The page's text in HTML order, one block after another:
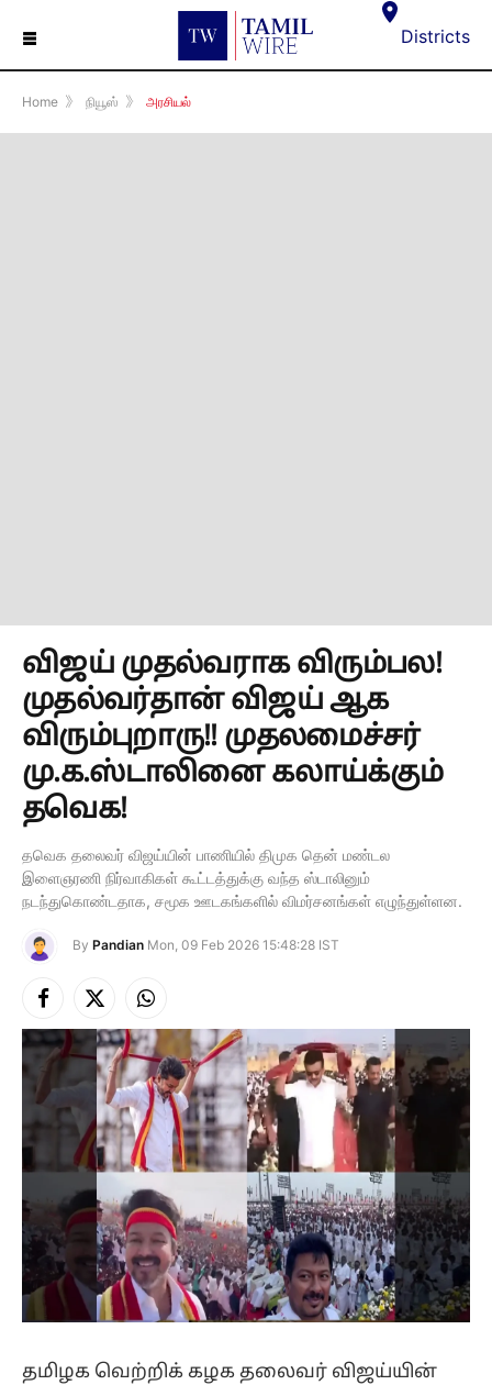
☰ Districts
Home 》 நியூஸ் 》 அரசியல்
விஜய் முதல்வராக விரும்பல!
முதல்வர்தான் விஜய் ஆக
விரும்புறாரு!! முதலமைச்சர்
மு.க.ஸ்டாலினை கலாய்க்கும்
தவெக!
தவெக தலைவர் விஜய்யின் பாணியில் திமுக தென் மண்டல
இளைஞரணி நிர்வாகிகள் கூட்டத்துக்கு வந்த ஸ்டாலினும்
நடந்துகொண்டதாக, சமூக ஊடகங்களில் விமர்சனங்கள் எழுந்துள்ளன.
By Pandian Mon, 09 Feb 2026 15:48:28 IST
Facebook
X
(Twitter)
Instagram
தமிழக வெற்றிக் கழக தலைவர் விஜய்யின்